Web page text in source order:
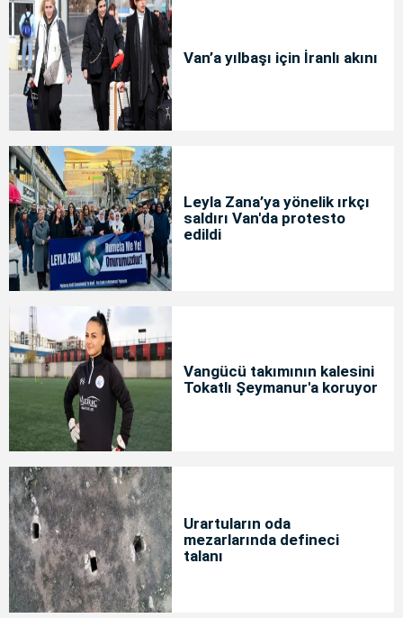
Van’a yılbaşı için İranlı akını
Leyla Zana’ya yönelik ırkçı
saldırı Van'da protesto
edildi
Vangücü takımının kalesini
Tokatlı Şeymanur'a koruyor
Urartuların oda
mezarlarında defineci
talanı